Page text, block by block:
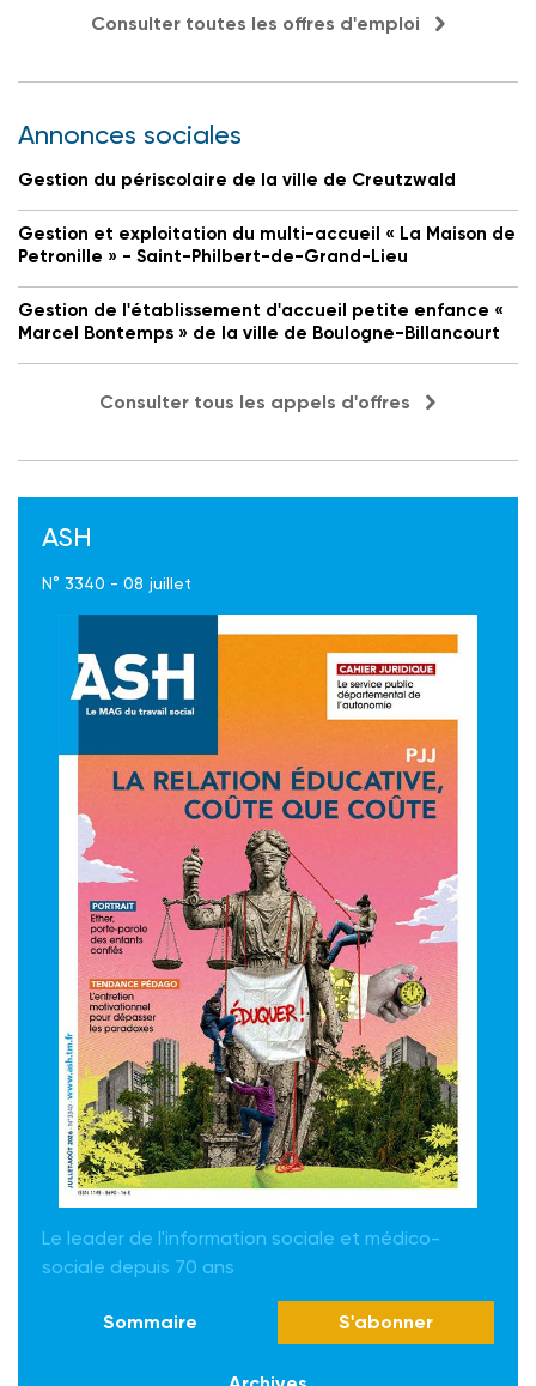
Consulter toutes les offres d'emploi
Annonces sociales
Gestion du périscolaire de la ville de Creutzwald
Gestion et exploitation du multi-accueil « La Maison de
Petronille » - Saint-Philbert-de-Grand-Lieu
Gestion de l'établissement d'accueil petite enfance «
Marcel Bontemps » de la ville de Boulogne-Billancourt
Consulter tous les appels d'offres
ASH
N° 3340 - 08 juillet
Le leader de l'information sociale et médico-
sociale depuis 70 ans
Sommaire S'abonner